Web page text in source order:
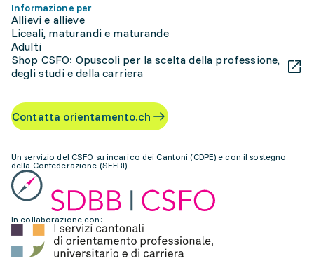
Informazione per
Allievi e allieve
Liceali, maturandi e maturande
Adulti
Shop CSFO: Opuscoli per la scelta della professione,
degli studi e della carriera
Contatta orientamento.ch
Un servizio del CSFO su incarico dei Cantoni (CDPE) e con il sostegno
della Confederazione (SEFRI)
In collaborazione con: